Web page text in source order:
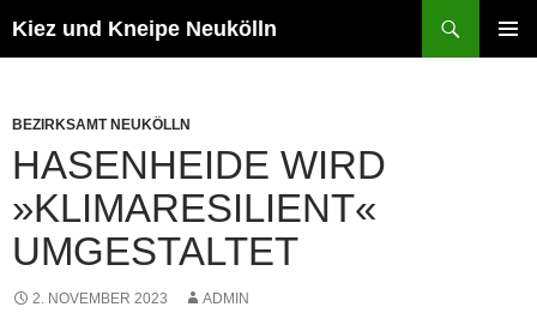
Inhalt
Kiez und Kneipe Neukölln
BEZIRKSAMT NEUKÖLLN
HASENHEIDE WIRD
»KLIMARESILIENT«
UMGESTALTET
2. NOVEMBER 2023 ADMIN